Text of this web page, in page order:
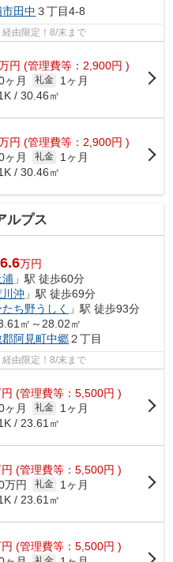
市田中 ３丁目4-8
由限定！8/末まで
円 (管理費等：2,900円 )
ヶ月 礼金
1ヶ月
/ 30.46㎡
円 (管理費等：2,900円 )
ヶ月 礼金
1ヶ月
/ 30.46㎡
ルプス
6.6万円
浦 」駅 徒歩60分
川沖 」駅 徒歩69分
たち野うしく
」駅 徒歩93分
㎡～28.02㎡
郡阿見町中郷２丁目
由限定！8/末まで
円 (管理費等：5,500円 )
ヶ月 礼金
1ヶ月
/ 23.61㎡
円 (管理費等：5,500円 )
万円 礼金
1ヶ月
/ 23.61㎡
円 (管理費等：5,500円 )